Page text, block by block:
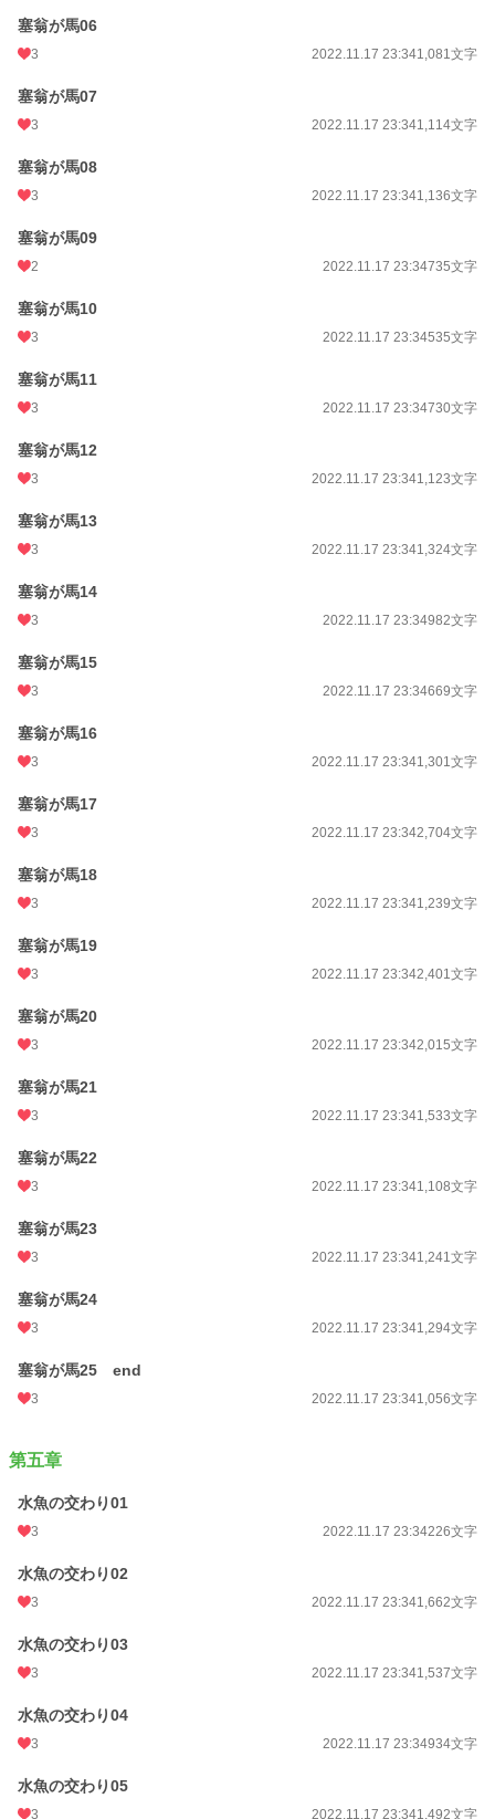
塞翁が馬06
3 2022.11.17 23:341,081文字
塞翁が馬07
3 2022.11.17 23:341,114文字
塞翁が馬08
3 2022.11.17 23:341,136文字
塞翁が馬09
2 2022.11.17 23:34735文字
塞翁が馬10
3 2022.11.17 23:34535文字
塞翁が馬11
3 2022.11.17 23:34730文字
塞翁が馬12
3 2022.11.17 23:341,123文字
塞翁が馬13
3 2022.11.17 23:341,324文字
塞翁が馬14
3 2022.11.17 23:34982文字
塞翁が馬15
3 2022.11.17 23:34669文字
塞翁が馬16
3 2022.11.17 23:341,301文字
塞翁が馬17
3 2022.11.17 23:342,704文字
塞翁が馬18
3 2022.11.17 23:341,239文字
塞翁が馬19
3 2022.11.17 23:342,401文字
塞翁が馬20
3 2022.11.17 23:342,015文字
塞翁が馬21
3 2022.11.17 23:341,533文字
塞翁が馬22
3 2022.11.17 23:341,108文字
塞翁が馬23
3 2022.11.17 23:341,241文字
塞翁が馬24
3 2022.11.17 23:341,294文字
塞翁が馬25 end
3 2022.11.17 23:341,056文字
第五章
水魚の交わり01
3 2022.11.17 23:34226文字
水魚の交わり02
3 2022.11.17 23:341,662文字
水魚の交わり03
3 2022.11.17 23:341,537文字
水魚の交わり04
3 2022.11.17 23:34934文字
水魚の交わり05
3 2022.11.17 23:341,492文字